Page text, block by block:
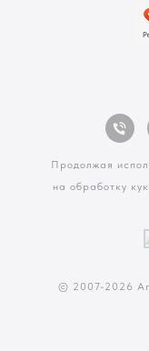
Продолжая
на обработку
© 2007-2026